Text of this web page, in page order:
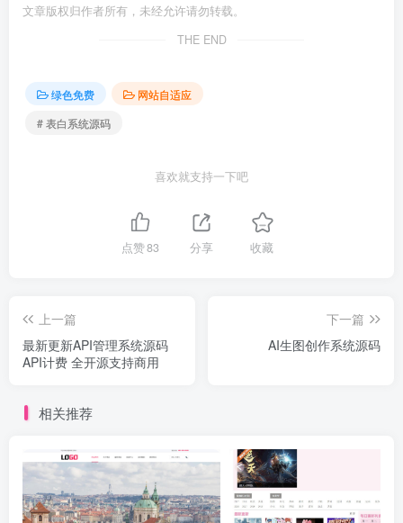
文章版权归作者所有，未经允许请勿转载。
THE END
绿色免费
网站自适应
# 表白系统源码
喜欢就支持一下吧
点赞83 分享 收藏
上一篇
最新更新API管理系统源码
API计费 全开源支持商用
下一篇
AI生图创作系统源码
相关推荐